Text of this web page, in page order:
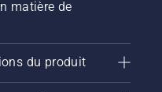
matière de
du produit